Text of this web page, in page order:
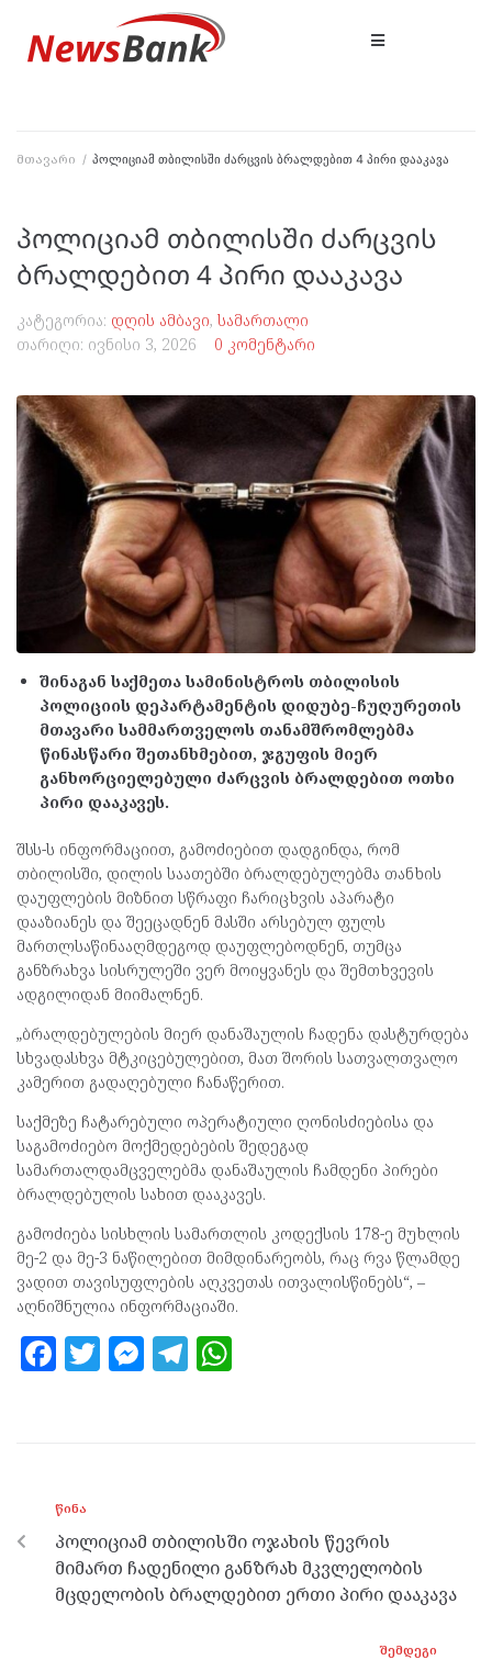
მთავარი / პოლიციამ თბილისში ძარცვის ბრალდებით 4 პირი დააკავა
პოლიციამ თბილისში ძარცვის
ბრალდებით 4 პირი დააკავა
კატეგორია: დღის ამბავი, სამართალი
თარიღი: ივნისი 3, 2026 0 კომენტარი
შინაგან საქმეთა სამინისტროს თბილისის
პოლიციის დეპარტამენტის დიდუბე-ჩუღურეთის
მთავარი სამმართველოს თანამშრომლებმა
წინასწარი შეთანხმებით, ჯგუფის მიერ
განხორციელებული ძარცვის ბრალდებით ოთხი
პირი დააკავეს.
შსს-ს ინფორმაციით, გამოძიებით დადგინდა, რომ
თბილისში, დილის საათებში ბრალდებულებმა თანხის
დაუფლების მიზნით სწრაფი ჩარიცხვის აპარატი
დააზიანეს და შეეცადნენ მასში არსებულ ფულს
მართლსაწინააღმდეგოდ დაუფლებოდნენ, თუმცა
განზრახვა სისრულეში ვერ მოიყვანეს და შემთხვევის
ადგილიდან მიიმალნენ.
„ბრალდებულების მიერ დანაშაულის ჩადენა დასტურდება
სხვადასხვა მტკიცებულებით, მათ შორის სათვალთვალო
კამერით გადაღებული ჩანაწერით.
საქმეზე ჩატარებული ოპერატიული ღონისძიებისა და
საგამოძიებო მოქმედებების შედეგად
სამართალდამცველებმა დანაშაულის ჩამდენი პირები
ბრალდებულის სახით დააკავეს.
გამოძიება სისხლის სამართლის კოდექსის 178-ე მუხლის
მე-2 და მე-3 ნაწილებით მიმდინარეობს, რაც რვა წლამდე
ვადით თავისუფლების აღკვეთას ითვალისწინებს“, –
აღნიშნულია ინფორმაციაში.
F
o
o
k
T M
er
T
m p
p
ᲬᲘᲜᲐ
პოლიციამ თბილისში ოჯახის წევრის
მიმართ ჩადენილი განზრახ მკვლელობის
მცდელობის ბრალდებით ერთი პირი დააკავა
ᲨᲔᲛᲓᲔᲒᲘ